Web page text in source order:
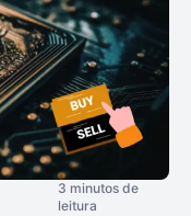
3 minutos de
leitura